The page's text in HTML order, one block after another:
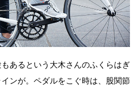
あるという大木さんのふくらはぎ
ンが。ペダルをこぐ時は、股関節